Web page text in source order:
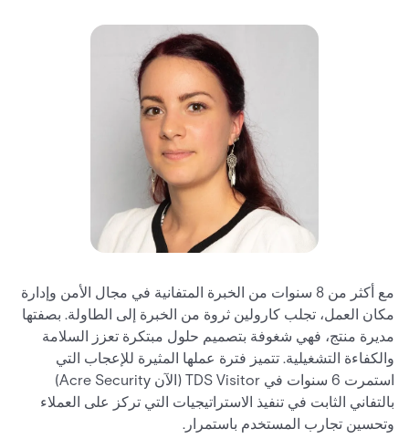
مع أكثر من 8 سنوات من الخبرة المتفانية في مجال الأمن وإدارة
مكان العمل، تجلب كارولين ثروة من الخبرة إلى الطاولة. بصفتها
مديرة منتج، فهي شغوفة بتصميم حلول مبتكرة تعزز السلامة
والكفاءة التشغيلية. تتميز فترة عملها المثيرة للإعجاب التي
استمرت 6 سنوات في TDS Visitor (الآن Acre Security)
بالتفاني الثابت في تنفيذ الاستراتيجيات التي تركز على العملاء
وتحسين تجارب المستخدم باستمرار.